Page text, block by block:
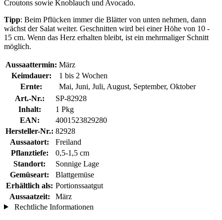
Croutons sowie Knoblauch und Avocado.
Tipp: Beim Pflücken immer die Blätter von unten nehmen, dann
wächst der Salat weiter. Geschnitten wird bei einer Höhe von 10 -
15 cm. Wenn das Herz erhalten bleibt, ist ein mehrmaliger Schnitt
möglich.
Aussaattermin: März
Keimdauer:
1 bis 2 Wochen
Ernte:
Mai, Juni, Juli, August, September, Oktober
Art.-Nr.:
SP-82928
Inhalt:
1 Pkg
EAN:
4001523829280
Hersteller-Nr.: 82928
Aussaatort:
Freiland
Pflanztiefe:
0,5-1,5 cm
Standort:
Sonnige Lage
Gemüseart:
Blattgemüse
Erhältlich als: Portionssaatgut
Aussaatzeit:
März
Rechtliche Informationen